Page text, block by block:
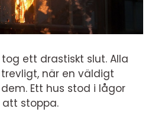
ett drastiskt slut. Alla
när en väldigt
Ett hus stod i lågor
stoppa.